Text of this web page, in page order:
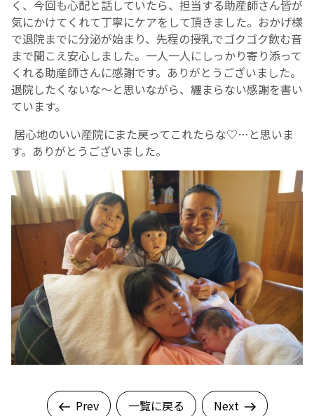
く、今回も心配と話していたら、担当する助産師さん皆が
気にかけてくれて丁寧にケアをして頂きました。 おかげ様
で退院までに分泌が始まり、先程の授乳でゴクゴク飲む音
まで聞こえ安心しました。 一人一人にしっかり寄り添って
くれる助産師さんに感謝です。ありがとうございました。
退院したくないな〜と思いながら、纏まらない感謝を書い
ています。
居心地のいい産院にまた戻ってこれたらな♡…と思いま
す。ありがとうございました。
Prev 一覧に戻る Next